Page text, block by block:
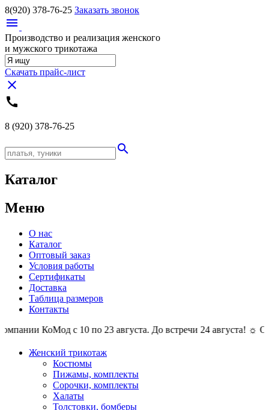
8(920) 378-76-25 Заказать звонок
menu
Производство и реализация женского
и мужского трикотажа
Скачать прайс-лист
close
call
8 (920) 378-76-25
search
Каталог
Меню
О нас
Каталог
Оптовый заказ
Условия работы
Сертификаты
Доставка
Таблица размеров
Контакты
КоМод с 10 по 23 августа. До встречи 24 августа! ☼
Женский трикотаж
Костюмы
Пижамы, комплекты
Сорочки, комплекты
Халаты
Толстовки, бомберы